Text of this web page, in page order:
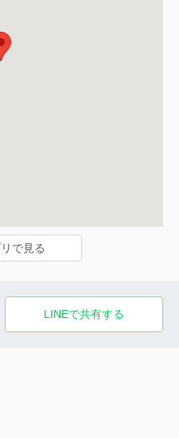
で見る
LINEで共有する